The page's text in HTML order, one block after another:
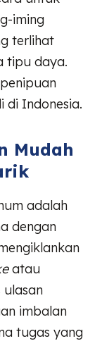
iming
terlihat
tipu daya.
di Indonesia.
Mudah
adalah
dengan
atau
ulasan
imbalan
tugas yang